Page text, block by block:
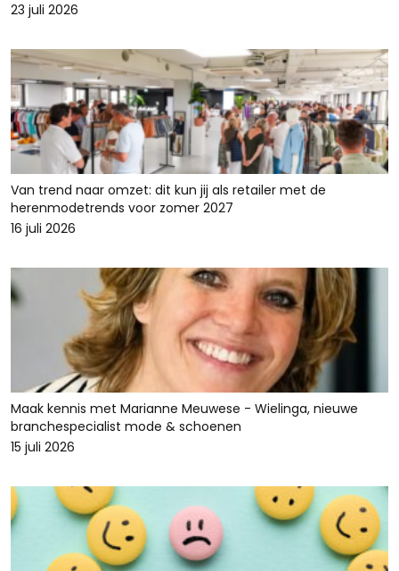
23 juli 2026
Van trend naar omzet: dit kun jij als retailer met de
herenmodetrends voor zomer 2027
16 juli 2026
Maak kennis met Marianne Meuwese - Wielinga, nieuwe
branchespecialist mode & schoenen
15 juli 2026